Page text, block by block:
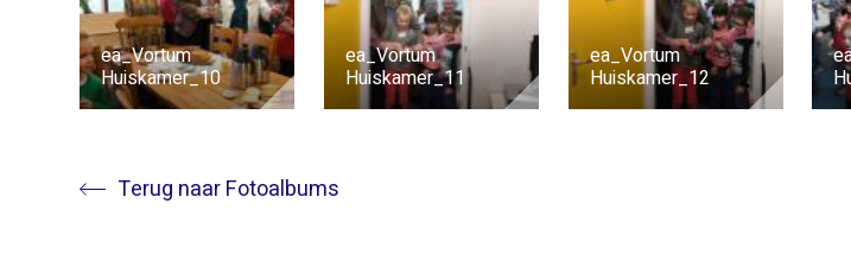
ea_Vortum
Huiskamer_10
ea_Vortum
Huiskamer_11
ea_Vortum
Huiskamer_12
Terug naar Fotoalbums